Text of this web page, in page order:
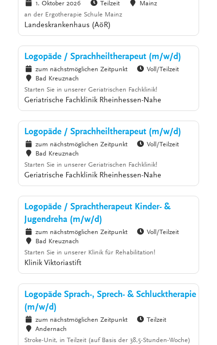
1. Oktober 2026 Teilzeit
Mainz
an der Ergotherapie Schule Mainz
Landeskrankenhaus (AöR)
Logopäde / Sprachheiltherapeut (m/w/d)
zum nächstmöglichen Zeitpunkt
Voll/Teilzeit
Bad Kreuznach
Starten Sie in unserer Geriatrischen Fachklinik!
Geriatrische Fachklinik Rheinhessen-Nahe
Logopäde / Sprachheiltherapeut (m/w/d)
zum nächstmöglichen Zeitpunkt
Voll/Teilzeit
Bad Kreuznach
Starten Sie in unserer Geriatrischen Fachklinik!
Geriatrische Fachklinik Rheinhessen-Nahe
Logopäde / Sprachtherapeut Kinder- &
Jugendreha (m/w/d)
zum nächstmöglichen Zeitpunkt
Voll/Teilzeit
Bad Kreuznach
Starten Sie in unserer Klinik für Rehabilitation!
Klinik Viktoriastift
Logopäde Sprach-, Sprech- & Schlucktherapie
(m/w/d)
zum nächstmöglichen Zeitpunkt
Teilzeit
Andernach
Stroke-Unit, in Teilzeit (auf Basis der 38,5-Stunden-Woche)